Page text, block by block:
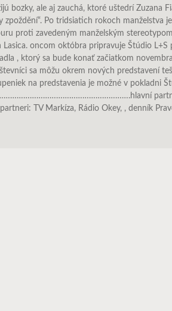
bozky, ale aj zauchá, ktoré uštedrí Zuzana
Po tridsiatich rokoch manželstva
proti zavedeným manželským
oncom októbra pripravuje Štúdio L+S
, ktorý sa bude konať začiatkom
sa môžu okrem nových predstavení
na predstavenia je možné v pokladni
TV Markíza, Rádio Okey, , denník